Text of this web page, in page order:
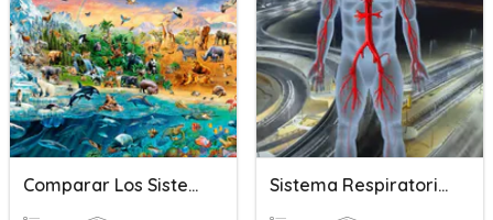
Comparar Los Sistemas Corporales De Los Animales Sistema Respiratorio Y Sistema Circulatorio